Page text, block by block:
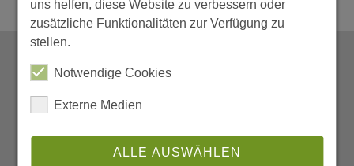
uns helfen, diese Website zu verbessern oder
zusätzliche Funktionalitäten zur Verfügung zu
stellen.
Notwendige Cookies
Externe Medien
ALLE AUSWÄHLEN